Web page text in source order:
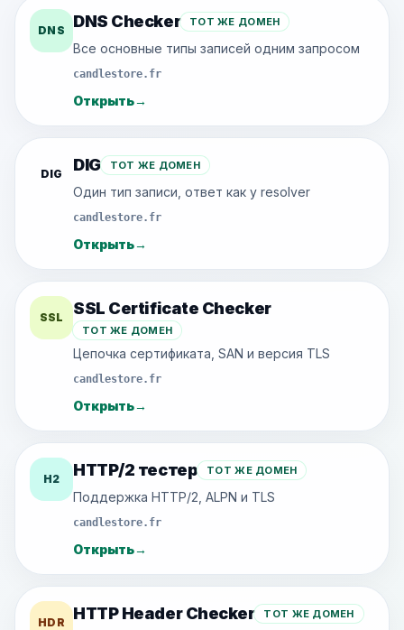
DNS DNS Checker ТОТ ЖЕ ДОМЕН
Все основные типы записей одним запросом
candlestore.fr
Открыть→
DIG DIG ТОТ ЖЕ ДОМЕН
Один тип записи, ответ как у resolver
candlestore.fr
Открыть→
SSL SSL Certificate Checker
ТОТ ЖЕ ДОМЕН
Цепочка сертификата, SAN и версия TLS
candlestore.fr
Открыть→
H2 HTTP/2 тестер ТОТ ЖЕ ДОМЕН
Поддержка HTTP/2, ALPN и TLS
candlestore.fr
Открыть→
HDR HTTP Header Checker ТОТ ЖЕ ДОМЕН